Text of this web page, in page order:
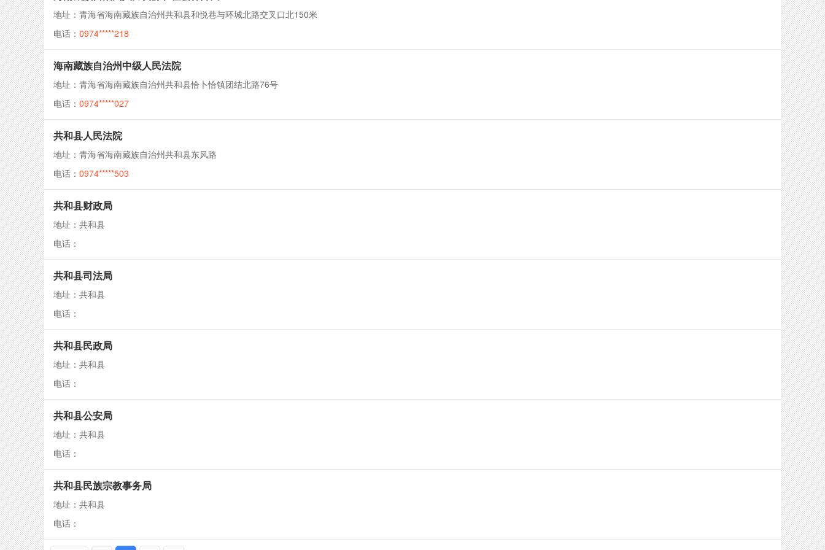
地址：青海省海南藏族自治州共和县和悦巷与环城北路交叉口北150米
电话： 0974*****218
海南藏族自治州中级人民法院
地址：青海省海南藏族自治州共和县恰卜恰镇团结北路76号
电话： 0974*****027
共和县人民法院
地址：青海省海南藏族自治州共和县东风路
电话： 0974*****503
共和县财政局
地址：共和县
电话：
共和县司法局
地址：共和县
电话：
共和县民政局
地址：共和县
电话：
共和县公安局
地址：共和县
电话：
共和县民族宗教事务局
地址：共和县
电话：